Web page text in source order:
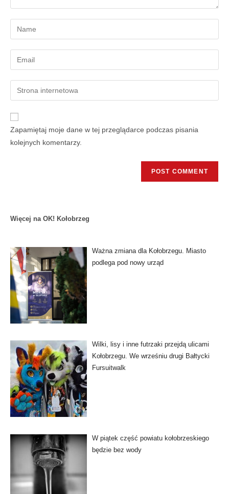
Zapamiętaj moje dane w tej przeglądarce podczas pisania
kolejnych komentarzy.
Więcej na OK! Kołobrzeg
Ważna zmiana dla Kołobrzegu. Miasto
podlega pod nowy urząd
Wilki, lisy i inne futrzaki przejdą ulicami
Kołobrzegu. We wrześniu drugi Bałtycki
Fursuitwalk
W piątek część powiatu kołobrzeskiego
będzie bez wody